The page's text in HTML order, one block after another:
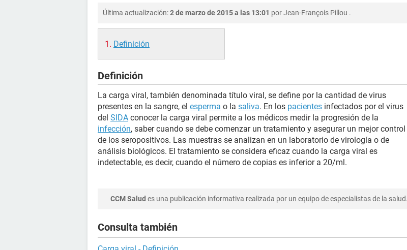
Última actualización:2 de marzo de 2015 a las 13:01 porJean-François Pillou .
Definición
Definición
La carga viral, también denominada título viral, se define por la cantidad de virus
presentes en la sangre, el esperma o la saliva. En los pacientes infectados por el virus
del SIDA conocer la carga viral permite a los médicos medir la progresión de la
infección, saber cuando se debe comenzar un tratamiento y asegurar un mejor control
de los seropositivos. Las muestras se analizan en un laboratorio de virología o de
análisis biológicos. El tratamiento se considera eficaz cuando la carga viral es
indetectable, es decir, cuando el número de copias es inferior a 20/ml.
CCM Salud es una publicación informativa realizada por un equipo de especialistas de la salud.
Consulta también